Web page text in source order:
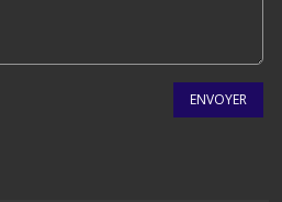
ENVOYER